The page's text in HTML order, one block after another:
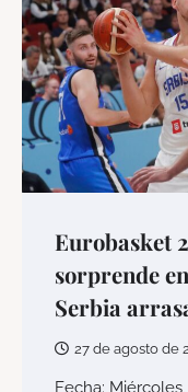
Eurobasket
sorprende
Serbia
27 de agosto de
Fecha: